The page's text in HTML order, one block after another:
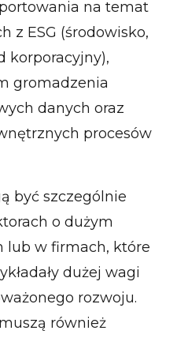
na temat
z ESG (środowisko,
korporacyjny),
gromadzenia
danych oraz
procesów
być szczególnie
o dużym
lub w firmach, które
dużej wagi
rozwoju.
również